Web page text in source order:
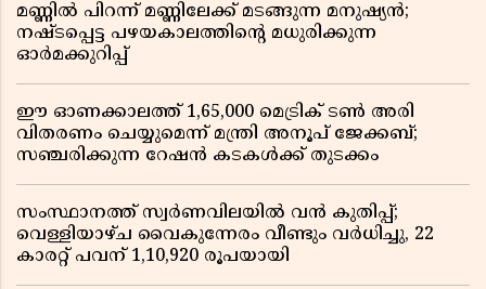
മണ്ണിൽ പിറന്ന് മണ്ണിലേക്ക് മടങ്ങുന്ന മനുഷ്യൻ;
നഷ്ടപ്പെട്ട പഴയകാലത്തിൻ്റെ മധുരിക്കുന്ന
ഓർമക്കുറിപ്പ്
ഈ ഓണക്കാലത്ത് 1,65,000 മെട്രിക് ടൺ അരി
വിതരണം ചെയ്യുമെന്ന് മന്ത്രി അനൂപ് ജേക്കബ്;
സഞ്ചരിക്കുന്ന റേഷൻ കടകൾക്ക് തുടക്കം
സംസ്ഥാനത്ത് സ്വർണവിലയിൽ വൻ കുതിപ്പ്;
വെള്ളിയാഴ്ച വൈകുന്നേരം വീണ്ടും വർധിച്ചു, 22
കാരറ്റ് പവന് 1,10,920 രൂപയായി